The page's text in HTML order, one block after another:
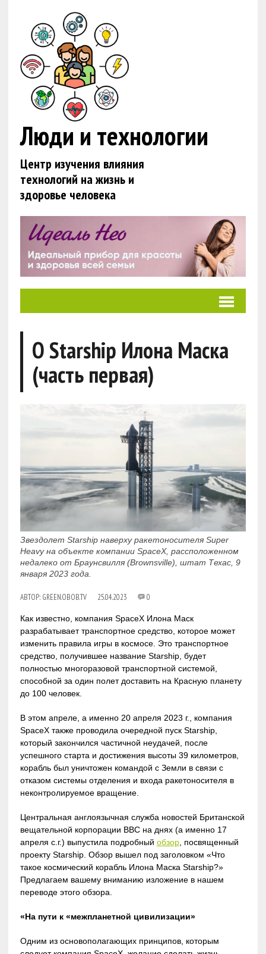
Люди и технологии
Центр изучения влияния
технологий на жизнь и
здоровье человека
О Starship Илона Маска
(часть первая)
Звездолет Starship наверху ракетоносителя Super
Heavy на объекте компании SpaceX, рассположенном
недалеко от Браунсвилля (Brownsville), штат Техас, 9
января 2023 года.
АВТОР: GREEN.OBOB.TV 25.04.2023 0
Как известно, компания SpaceX Илона Маск
разрабатывает транспортное средство, которое может
изменить правила игры в космосе. Это транспортное
средство, получившее название Starship, будет
полностью многоразовой транспортной системой,
способной за один полет доставить на Красную планету
до 100 человек.
В этом апреле, а именно 20 апреля 2023 г., компания
SpaceX также проводила очередной пуск Starship,
который закончился частичной неудачей, после
успешного старта и достижения высоты 39 километров,
корабль был уничтожен командой с Земли в связи с
отказом системы отделения и входа ракетоносителя в
неконтролируемое вращение.
Центральная англоязычная служба новостей Британской
вещательной корпорации BBC на днях (а именно 17
апреля с.г.) выпустила подробный обзор, посвященный
проекту Starship. Обзор вышел под заголовком «Что
такое космический корабль Илона Маска Starship?»
Предлагаем вашему вниманию изложение в нашем
переводе этого обзора.
«На пути к «межпланетной цивилизации»
Одним из основополагающих принципов, которым